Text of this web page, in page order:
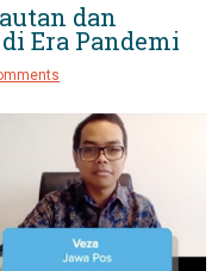
dan
Era Pandemi